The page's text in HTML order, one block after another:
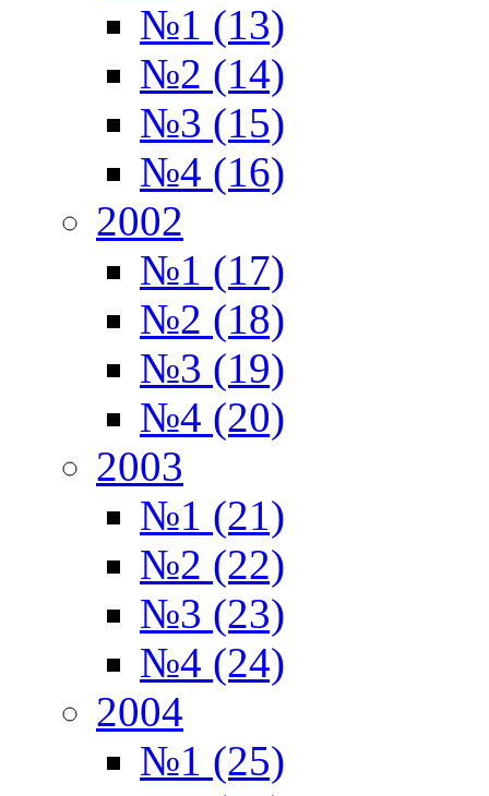
№1 (13)
№2 (14)
№3 (15)
№4 (16)
2002
№1 (17)
№2 (18)
№3 (19)
№4 (20)
2003
№1 (21)
№2 (22)
№3 (23)
№4 (24)
2004
№1 (25)